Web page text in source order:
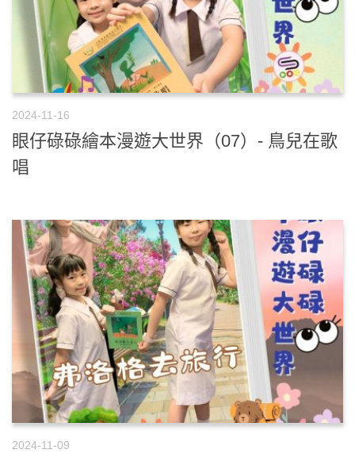
2024-11-16
眼仔碌碌繪本漫遊大世界（07）- 鳥兒在歌
唱
2024-11-09